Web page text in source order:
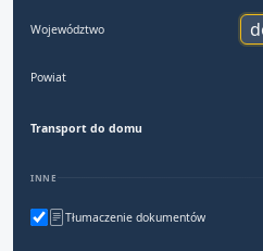
Województwo
Powiat
Transport do domu
INNE
Tłumaczenie dokumentów